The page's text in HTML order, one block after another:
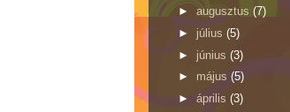
► augusztus (7)
► július (5)
► június (3)
► május (5)
► április (3)